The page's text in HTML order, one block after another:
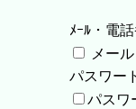
ﾒｰﾙ・電
メー
パスワー
パスワ